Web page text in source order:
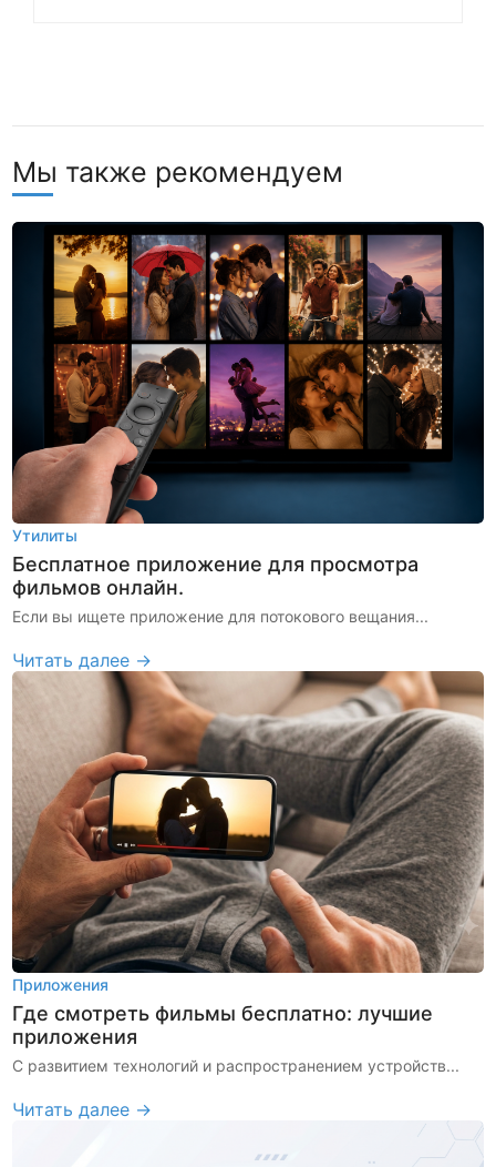
Мы также рекомендуем
Утилиты
Бесплатное приложение для просмотра
фильмов онлайн.
Если вы ищете приложение для потокового вещания...
Читать далее →
Приложения
Где смотреть фильмы бесплатно: лучшие
приложения
С развитием технологий и распространением устройств...
Читать далее →